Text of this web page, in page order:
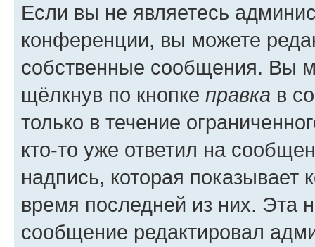
Если вы не являетесь
конференции, вы можете
собственные сообщения. Вы
щёлкнув по кнопке правка в
только в течение
кто-то уже ответил на
надпись, которая показывает
время последней из них. Эта
сообщение редактировал